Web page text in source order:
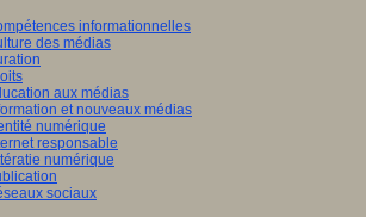
informationnelles
des médias
aux médias
et nouveaux médias
numérique
responsable
numérique
sociaux